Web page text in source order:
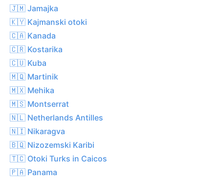
🇯🇲 Jamajka
🇰🇾 Kajmanski otoki
🇨🇦 Kanada
🇨🇷 Kostarika
🇨🇺 Kuba
🇲🇶 Martinik
🇲🇽 Mehika
🇲🇸 Montserrat
🇳🇱 Netherlands Antilles
🇳🇮 Nikaragva
🇧🇶 Nizozemski Karibi
🇹🇨 Otoki Turks in Caicos
🇵🇦 Panama